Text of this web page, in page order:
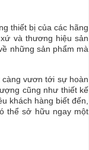
thiết bị của các hãng
và thương hiệu sản
những sản phẩm mà
càng vươn tới sự hoàn
cũng như thiết kế
khách hàng biết đến,
thể sở hữu ngay một